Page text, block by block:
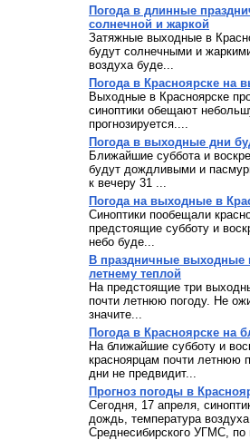
Погода в длинные
солнечной и жаркой
Затяжные выходные в
будут солнечными и
воздуха буде...
Погода в Красноярске на
Выходные в Красноярске
синоптики обещают
прогнозируется....
Погода в выходные дни
Ближайшие суббота и
будут дождливыми и
к вечеру 31 ...
Погода на выходные в
Синоптики пообещали
предстоящие субботу и
небо буде...
В праздничные выходные
летнему теплой
На предстоящие три
почти летнюю погоду. Не
значите...
Погода в Красноярске на
На ближайшие субботу и
красноярцам почти летнюю
дни не предвидит...
Прогноз погоды в
Сегодня, 17 апреля,
дождь, температура
Среднесибирского УГМС, по